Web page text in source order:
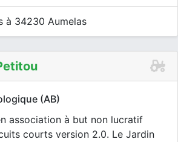
à 34230 Aumelas
(AB)
association à but non lucratif
courts version 2.0. Le Jardin